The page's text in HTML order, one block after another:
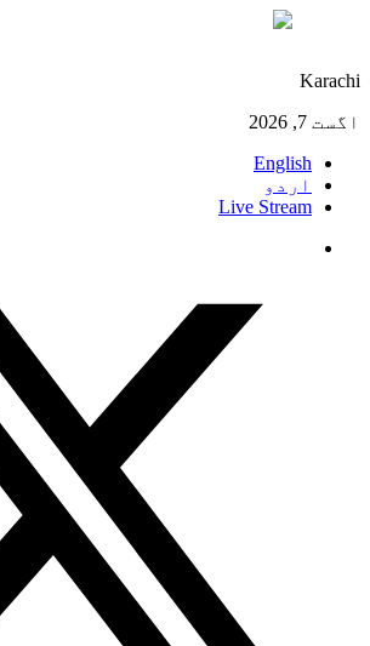
Karachi
اگست 7, 2026
English
اردو
Live Stream